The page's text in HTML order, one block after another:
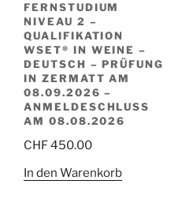
FERNSTUDIUM
NIVEAU 2 –
QUALIFIKATION
WSET® IN WEINE –
DEUTSCH – PRÜFUNG
IN ZERMATT AM
08.09.2026 –
ANMELDESCHLUSS
AM 08.08.2026
CHF450.00
In den Warenkorb